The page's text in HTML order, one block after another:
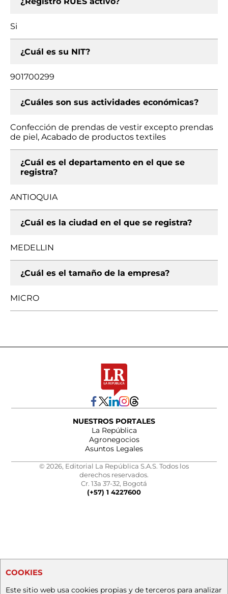
Si
¿Cuál es su NIT?
901700299
¿Cuáles son sus actividades económicas?
Confección de prendas de vestir excepto prendas
de piel, Acabado de productos textiles
¿Cuál es el departamento en el que se
registra?
ANTIOQUIA
¿Cuál es la ciudad en el que se registra?
MEDELLIN
¿Cuál es el tamaño de la empresa?
MICRO
NUESTROS PORTALES
La República
Agronegocios
Asuntos Legales
© 2026, Editorial La República S.A.S. Todos los
derechos reservados.
Cr. 13a 37-32, Bogotá
(+57) 1 4227600
COOKIES
Este sitio web usa cookies propias y de terceros para analizar